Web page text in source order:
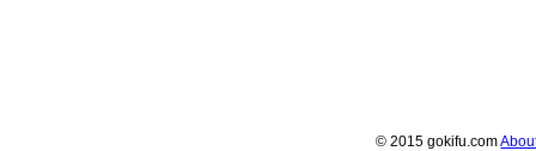
© 2015 gokifu.com